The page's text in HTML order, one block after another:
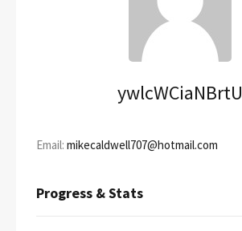
ywlcWCiaNBrtU
Email: mikecaldwell707@hotmail.com
Progress & Stats